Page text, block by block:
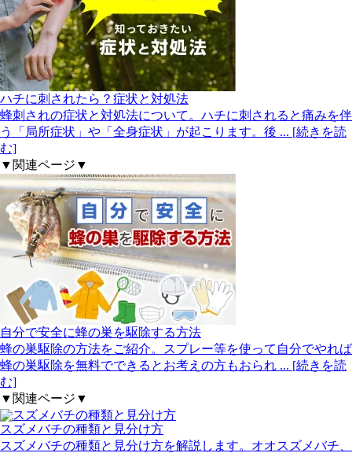
ハチに刺されたら？症状と対処法
蜂刺されの症状と対処法について。ハチに刺されると痛みを伴
う「局所症状」や「全身症状」が起こります。後 ... [続きを読
む]
▼関連ページ▼
自分で安全に蜂の巣を駆除する方法
蜂の巣駆除の方法をご紹介。スプレー等を使って自分でやれば
蜂の巣駆除を無料でできるとお考えの方もおられ ... [続きを読
む]
▼関連ページ▼
スズメバチの種類と見分け方
スズメバチの種類と見分け方を解説します。オオスズメバチ、